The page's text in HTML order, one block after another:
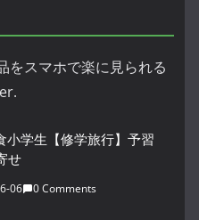
をスマホで楽に見られる
小学生【修学旅行】予習
せ
06 0 Comments